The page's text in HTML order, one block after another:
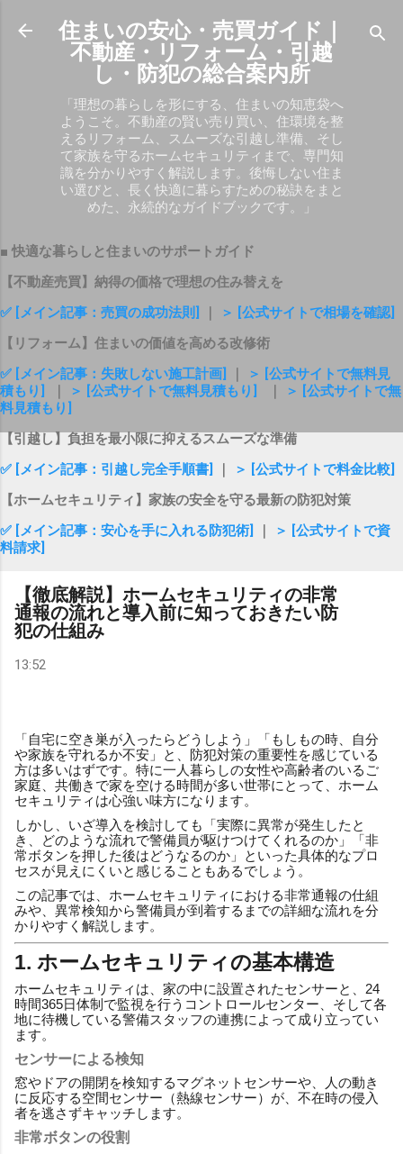
スキップしてメイン コンテンツに移動
住まいの安心・売買ガイド｜
不動産・リフォーム・引越
し・防犯の総合案内所
「理想の暮らしを形にする、住まいの知恵袋へ
ようこそ。不動産の賢い売り買い、住環境を整
えるリフォーム、スムーズな引越し準備、そし
て家族を守るホームセキュリティまで、専門知
識を分かりやすく解説します。後悔しない住ま
い選びと、長く快適に暮らすための秘訣をまと
めた、永続的なガイドブックです。」
■ 快適な暮らしと住まいのサポートガイド
【不動産売買】納得の価格で理想の住み替えを
✅ [メイン記事：売買の成功法則]
＞ [公式サイトで相場を確認]
【リフォーム】住まいの価値を高める改修術
✅ [メイン記事：失敗しない施工計画]
＞ [公式サイトで無料見
積もり]
＞ [公式サイトで無料見積もり]
＞ [公式サイトで無
料見積もり]
【引越し】負担を最小限に抑えるスムーズな準備
✅ [メイン記事：引越し完全手順書]
＞ [公式サイトで料金比較]
【ホームセキュリティ】家族の安全を守る最新の防犯対策
✅ [メイン記事：安心を手に入れる防犯術]
＞ [公式サイトで資
料請求]
【徹底解説】ホームセキュリティの非常
通報の流れと導入前に知っておきたい防
犯の仕組み
13:52
「自宅に空き巣が入ったらどうしよう」「もしもの時、自分
や家族を守れるか不安」と、防犯対策の重要性を感じている
方は多いはずです。特に一人暮らしの女性や高齢者のいるご
家庭、共働きで家を空ける時間が多い世帯にとって、ホーム
セキュリティは心強い味方になります。
しかし、いざ導入を検討しても「実際に異常が発生したと
き、どのような流れで警備員が駆けつけてくれるのか」「非
常ボタンを押した後はどうなるのか」といった具体的なプロ
セスが見えにくいと感じることもあるでしょう。
この記事では、ホームセキュリティにおける非常通報の仕組
みや、異常検知から警備員が到着するまでの詳細な流れを分
かりやすく解説します。
1. ホームセキュリティの基本構造
ホームセキュリティは、家の中に設置されたセンサーと、24
時間365日体制で監視を行うコントロールセンター、そして各
地に待機している警備スタッフの連携によって成り立ってい
ます。
センサーによる検知
窓やドアの開閉を検知するマグネットセンサーや、人の動き
に反応する空間センサー（熱線センサー）が、不在時の侵入
者を逃さずキャッチします。
非常ボタンの役割